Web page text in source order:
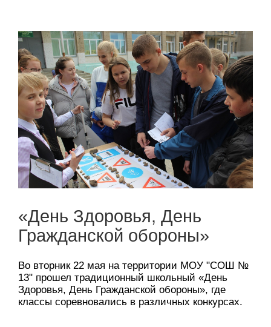
«День Здоровья, День
Гражданской обороны»
Во вторник 22 мая на территории МОУ "СОШ №
13" прошел традиционный школьный «День
Здоровья, День Гражданской обороны», где
классы соревновались в различных конкурсах.